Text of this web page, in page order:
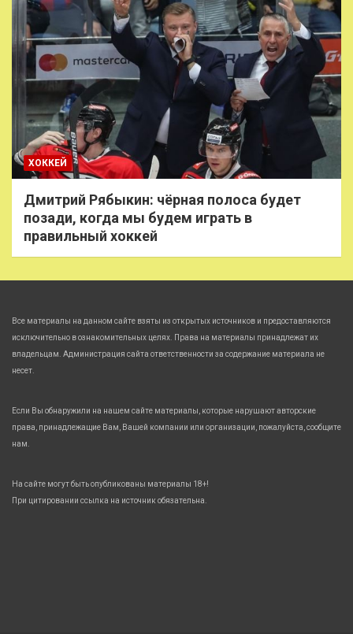
ХОККЕЙ
Дмитрий Рябыкин: чёрная полоса будет
позади, когда мы будем играть в
правильный хоккей
Все материалы на данном сайте взяты из открытых источников и предоставляются
исключительно в ознакомительных целях. Права на материалы принадлежат их
владельцам. Администрация сайта ответственности за содержание материала не
несет.
Если Вы обнаружили на нашем сайте материалы, которые нарушают авторские
права, принадлежащие Вам, Вашей компании или организации, пожалуйста, сообщите
нам.
На сайте могут быть опубликованы материалы 18+!
При цитировании ссылка на источник обязательна.